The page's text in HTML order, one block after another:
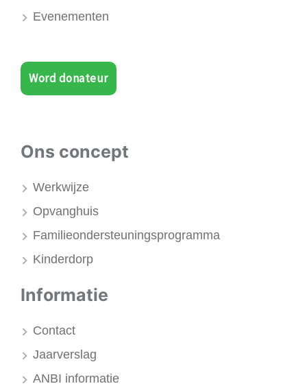
Evenementen
Word donateur
Ons concept
Werkwijze
Opvanghuis
Familieondersteuningsprogramma
Kinderdorp
Informatie
Contact
Jaarverslag
ANBI informatie